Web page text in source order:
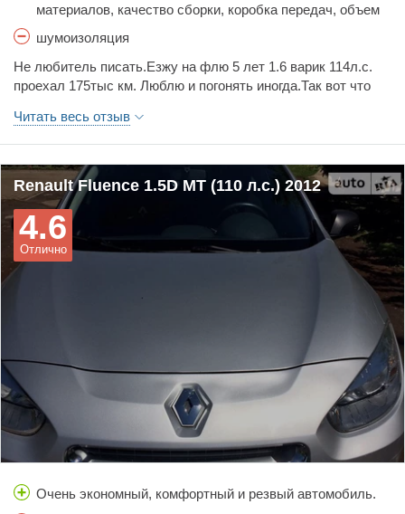
материалов, качество сборки, коробка передач, объем
обслуживания, тормоза, управляемость, цена
шумоизоляция
Не любитель писать.Езжу на флю 5 лет 1.6 варик 114л.с.
проехал 175тыс км. Люблю и погонять иногда.Так вот что
просто самолет никаких проблем и хлопот только
расходники.Мягкая комфортная и динамичная тачка максим
расход это у меня был потолок 9л.а так 6.6до 7.2 все.
Никогда не гонял на то к официалам.Все меняю
сам(расходники)ничего не ломается и просто супер
машинка!!!
Читать весь отзыв
Renault Fluence 1.5D MT (110 л.с.) 2012
Отлично
4.6
Очень экономный, комфортный и резвый автомобиль.